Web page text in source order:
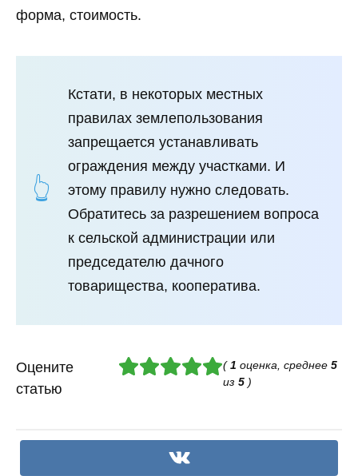
форма, стоимость.
Кстати, в некоторых местных
правилах землепользования
запрещается устанавливать
ограждения между участками. И
этому правилу нужно следовать.
Обратитесь за разрешением вопроса
к сельской администрации или
председателю дачного
товарищества, кооператива.
Оцените
статью
(1 оценка, среднее5
из5 )